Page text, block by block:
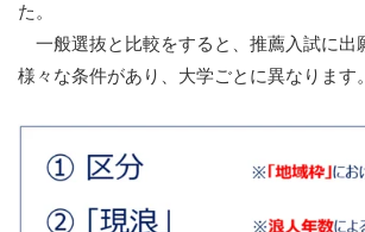
た。
一般選抜と比較をすると、推薦入試に出
様々な条件があり、大学ごとに異なります。